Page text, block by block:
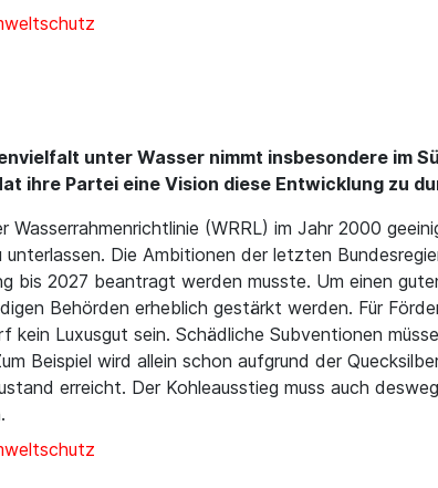
unter Wasser nimmt insbesondere im
ihre Partei eine Vision diese Entwicklung zu
(WRRL) im Jahr 2000
Die Ambitionen der letzten
bis 2027 beantragt werden musste. Um einen
Behörden erheblich gestärkt werden. Für
Luxusgut sein. Schädliche Subventionen
Beispiel wird allein schon aufgrund der
erreicht. Der Kohleausstieg muss auch